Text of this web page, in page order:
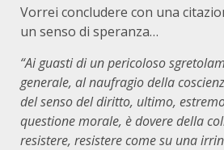
Vorrei concludere con una
un senso di speranza…
“Ai guasti di un pericoloso
generale, al naufragio della
del senso del diritto, ultimo,
questione morale, è dovere della
resistere, resistere come su una